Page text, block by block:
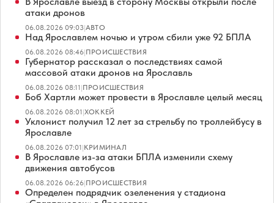
атаки дронов
06.08.2026 09:03|АВТО
Над Ярославлем ночью и утром сбили уже 92 БПЛА
06.08.2026 08:46|ПРОИСШЕСТВИЯ
Губернатор рассказал о последствиях самой
массовой атаки дронов на Ярославль
06.08.2026 08:11|ПРОИСШЕСТВИЯ
Боб Хартли может провести в Ярославле целый месяц
06.08.2026 08:01|ХОККЕЙ
Уклонист получил 12 лет за стрельбу по троллейбусу в
Ярославле
06.08.2026 07:01|КРИМИНАЛ
В Ярославле из-за атаки БПЛА изменили схему
движения автобусов
06.08.2026 06:26|ПРОИСШЕСТВИЯ
Определен подрядчик озеленения у стадиона